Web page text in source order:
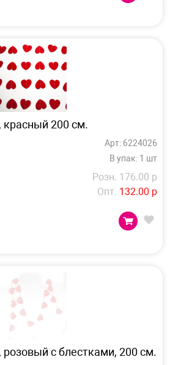
красный 200 см.
Арт: 6224026
В упак: 1 шт
Розн. 176.00 р
Опт. 132.00 р
с блестками, 200 см.